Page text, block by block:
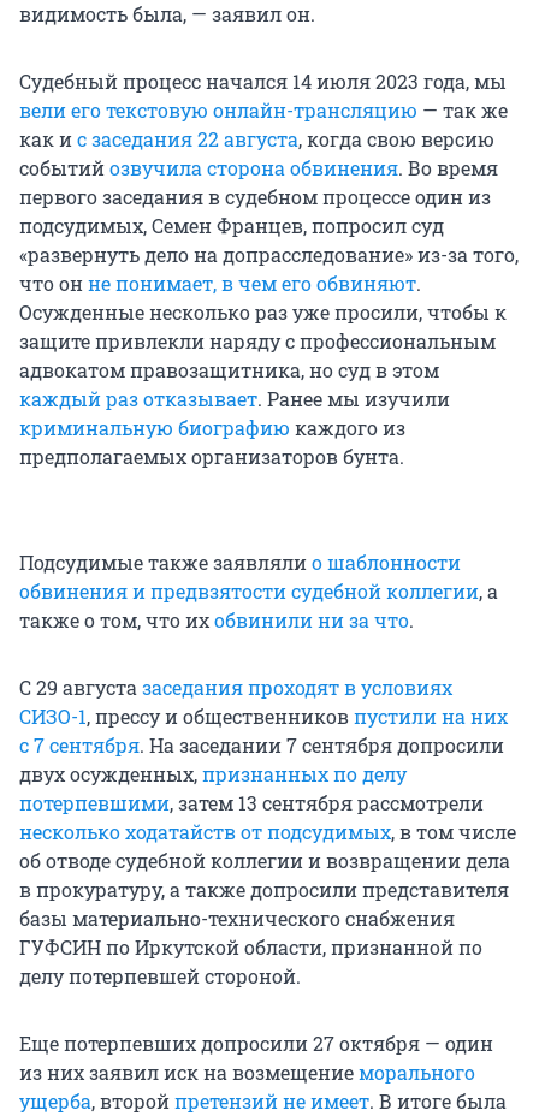
видимость была, — заявил он.
Судебный процесс начался 14 июля 2023 года, мы
вели его текстовую онлайн-трансляцию — так же
как ис заседания 22 августа, когда свою версию
событийозвучила сторона обвинения. Во время
первого заседания в судебном процессе один из
подсудимых, Семен Францев, попросил суд
«развернуть дело на допрасследование» из-за того,
что онне понимает, в чем его обвиняют.
Осужденные несколько раз уже просили, чтобы к
защите привлекли наряду с профессиональным
адвокатом правозащитника, но суд в этом
каждый раз отказывает. Ранее мы изучили
криминальную биографию каждого из
предполагаемых организаторов бунта.
Подсудимые также заявлялио шаблонности
обвинения и предвзятости судебной коллегии, а
также о том, что ихобвинили ни за что.
С 29 августазаседания проходят в условиях
СИЗО-1, прессу и общественниковпустили на них
с 7 сентября. На заседании 7 сентября допросили
двух осужденных,признанных по делу
потерпевшими, затем 13 сентября рассмотрели
несколько ходатайств от подсудимых, в том числе
об отводе судебной коллегии и возвращении дела
в прокуратуру, а также допросили представителя
базы материально-технического снабжения
ГУФСИН по Иркутской области, признанной по
делу потерпевшей стороной.
Еще потерпевших допросили 27 октября — один
из них заявил иск на возмещениеморального
ущерба, второйпретензий не имеет. В итоге была